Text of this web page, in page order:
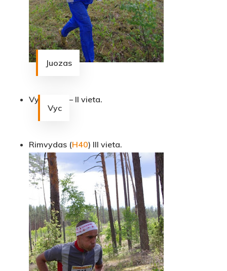
Juozas
Vyc (
) – II vieta.
Vyc
Rimvydas (H40) III vieta.